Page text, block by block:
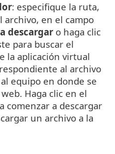
: especifique la ruta,
en el campo
descargar o haga clic
para buscar el
la aplicación virtual
al archivo
equipo en donde se
Haga clic en el
comenzar a descargar
un archivo a la